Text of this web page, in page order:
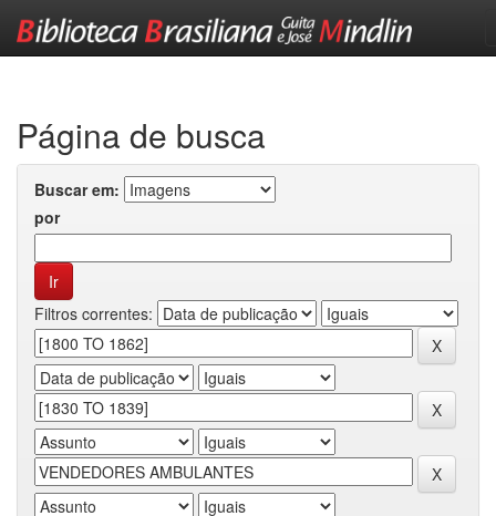
Página de busca
Buscar em:
por
Filtros correntes: